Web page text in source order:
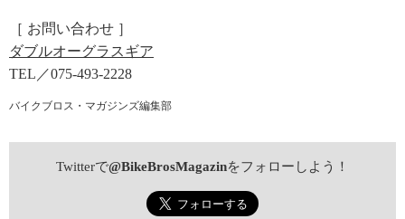
［ お問い合わせ ］
ダブルオーグラスギア
TEL／075-493-2228
バイクブロス・マガジンズ編集部
Twitterで@BikeBrosMagazinをフォローしよう！